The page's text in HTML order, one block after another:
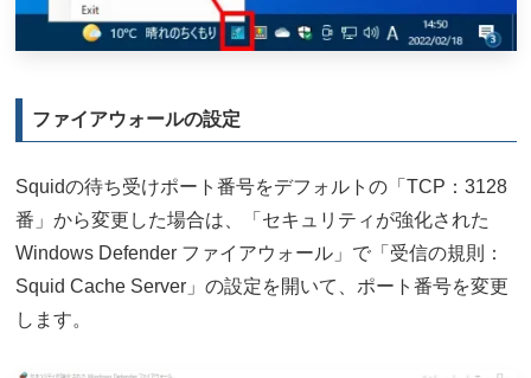
ファイアウォールの設定
Squidの待ち受けポート番号をデフォルトの「TCP：3128
番」から変更した場合は、「セキュリティが強化された
Windows Defender ファイアウォール」で「受信の規則：
Squid Cache Server」の設定を開いて、ポート番号を変更
します。